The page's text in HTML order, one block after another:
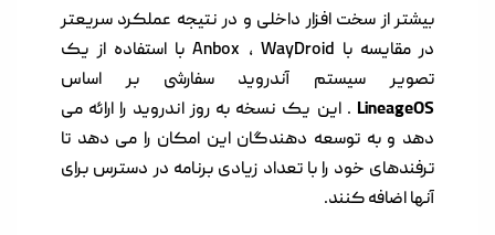
بیشتر از سخت افزار داخلی و در نتیجه عملکرد سریعتر
در مقایسه با Anbox ، WayDroid با استفاده از یک
تصویر سیستم آندروید سفارشی بر اساس
LineageOS . این یک نسخه به روز اندروید را ارائه می
دهد و به توسعه دهندگان این امکان را می دهد تا
ترفندهای خود را با تعداد زیادی برنامه در دسترس برای
آنها اضافه کنند.